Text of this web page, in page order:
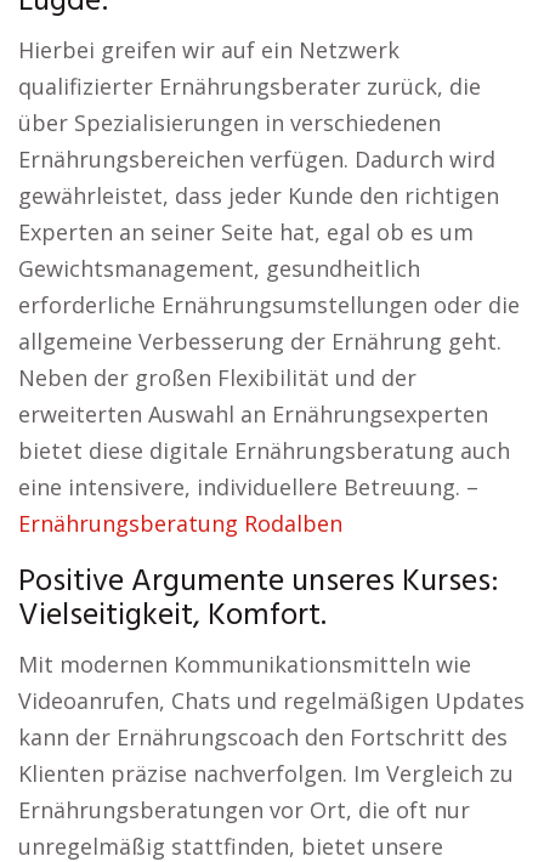
Hierbei greifen wir auf ein Netzwerk
qualifizierter Ernährungsberater zurück, die
über Spezialisierungen in verschiedenen
Ernährungsbereichen verfügen. Dadurch wird
gewährleistet, dass jeder Kunde den richtigen
Experten an seiner Seite hat, egal ob es um
Gewichtsmanagement, gesundheitlich
erforderliche Ernährungsumstellungen oder die
allgemeine Verbesserung der Ernährung geht.
Neben der großen Flexibilität und der
erweiterten Auswahl an Ernährungsexperten
bietet diese digitale Ernährungsberatung auch
eine intensivere, individuellere Betreuung. –
Ernährungsberatung Rodalben
Positive Argumente unseres Kurses:
Vielseitigkeit, Komfort.
Mit modernen Kommunikationsmitteln wie
Videoanrufen, Chats und regelmäßigen Updates
kann der Ernährungscoach den Fortschritt des
Klienten präzise nachverfolgen. Im Vergleich zu
Ernährungsberatungen vor Ort, die oft nur
unregelmäßig stattfinden, bietet unsere